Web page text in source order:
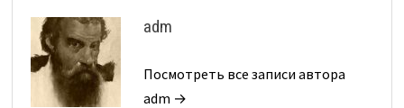
adm
Посмотреть все записи автора
adm →